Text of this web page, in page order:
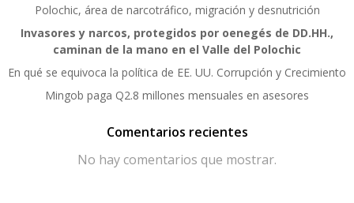
Polochic, área de narcotráfico, migración y desnutrición
Invasores y narcos, protegidos por oenegés de DD.HH.,
caminan de la mano en el Valle del Polochic
En qué se equivoca la política de EE. UU. Corrupción y Crecimiento
Mingob paga Q2.8 millones mensuales en asesores
Comentarios recientes
No hay comentarios que mostrar.